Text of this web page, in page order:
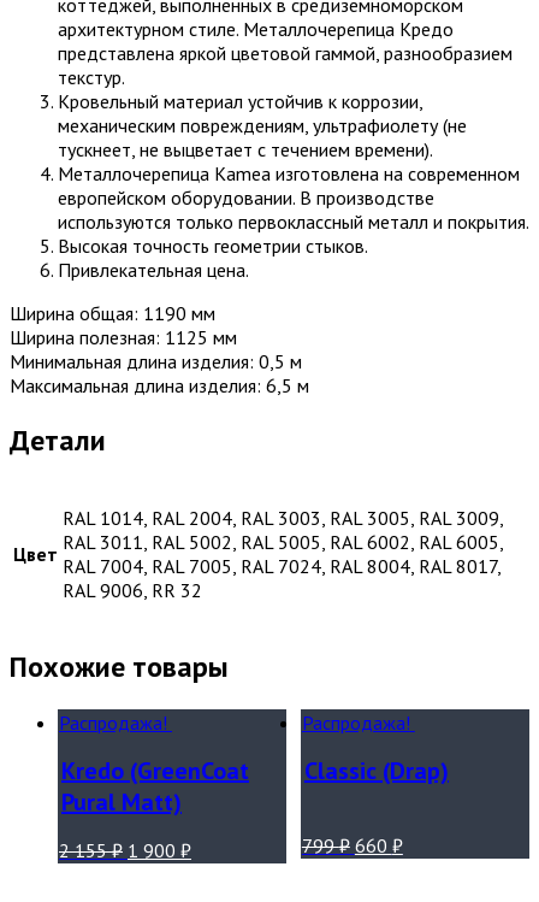
архитектурном стиле. Металлочерепица Кредо
представлена яркой цветовой гаммой, разнообразием
текстур.
Кровельный материал устойчив к коррозии,
механическим повреждениям, ультрафиолету (не
тускнеет, не выцветает с течением времени).
Металлочерепица Kamea изготовлена на современном
европейском оборудовании. В производстве
используются только первоклассный металл и покрытия.
Высокая точность геометрии стыков.
Привлекательная цена.
Ширина общая: 1190 мм
Ширина полезная: 1125 мм
Минимальная длина изделия: 0,5 м
Максимальная длина изделия: 6,5 м
Детали
Цвет
RAL 1014, RAL 2004, RAL 3003, RAL 3005, RAL 3009,
RAL 3011, RAL 5002, RAL 5005, RAL 6002, RAL 6005,
RAL 7004, RAL 7005, RAL 7024, RAL 8004, RAL 8017,
RAL 9006, RR 32
Похожие товары
Распродажа!
Kredo (GreenCoat
Pural Matt)
2 155₽ 1 900 ₽
Распродажа!
Classic (Drap)
799₽ 660 ₽